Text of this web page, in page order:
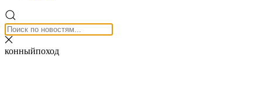
конныйпоход